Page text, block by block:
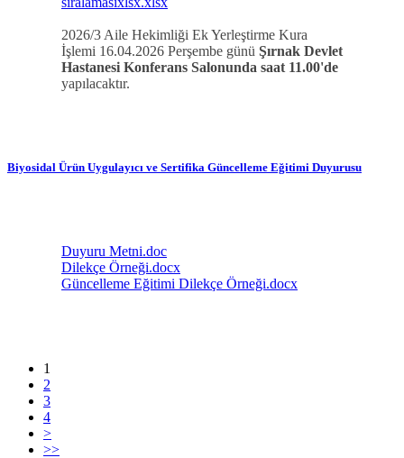
2026/3 Aile Hekimliği Ek Yerleştirme Kura
İşlemi 16.04.2026 Perşembe günü Şırnak Devlet
Hastanesi Konferans Salonunda saat 11.00'de
yapılacaktır.
Biyosidal Ürün Uygulayıcı ve Sertifika Güncelleme Eğitimi Duyurusu
Duyuru Metni.doc
Dilekçe Örneği.docx
Güncelleme Eğitimi Dilekçe Örneği.docx
1
2
3
4
>
>>